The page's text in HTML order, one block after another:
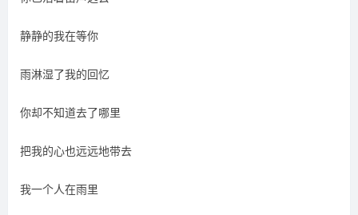
静静的我在等你
雨淋湿了我的回忆
你却不知道去了哪里
把我的心也远远地带去
我一个人在雨里